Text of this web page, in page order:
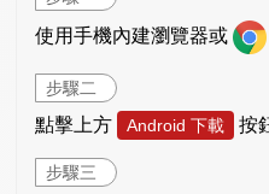
使用手機內建瀏覽器或
步驟二
點擊上方 Android 下載 按
步驟三